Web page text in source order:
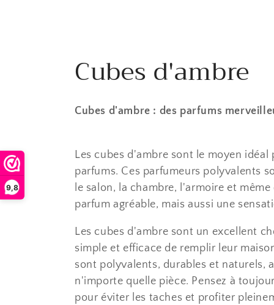
9,8
9,8 (121)
Cubes d'ambre
Cubes d'ambre : des parfums
Les cubes d'ambre sont le moyen
parfums. Ces parfumeurs polyvalents
le salon, la chambre, l'armoire et
parfum agréable, mais aussi une
Les cubes d'ambre sont un excellent
simple et efficace de remplir leur
sont polyvalents, durables et naturels,
n'importe quelle pièce. Pensez à
pour éviter les taches et profiter